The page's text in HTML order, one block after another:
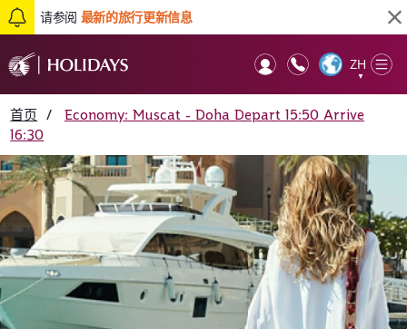
请参阅 最新的旅行更新信息
ZH
▼
首页
/
Economy: Muscat - Doha Depart 15:50 Arrive
16:30